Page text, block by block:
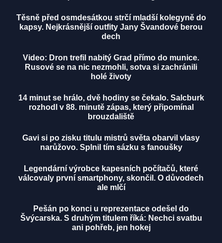
Těsně před osmdesátkou strčí mladší kolegyně do
kapsy. Nejkrásnější outfity Jany Švandové berou
dech
Video: Dron trefil nabitý Grad přímo do munice.
Rusové se na nic nezmohli, sotva si zachránili
holé životy
14 minut se hrálo, dvě hodiny se čekalo. Salcburk
rozhodl v 88. minutě zápas, který připomínal
brouzdaliště
Gavi si po zisku titulu mistrů světa obarvil vlasy
narůžovo. Splnil tím sázku s fanoušky
Legendární výrobce kapesních počítačů, které
válcovaly první smartphony, skončil. O důvodech
ale mlčí
Pešán po konci u reprezentace odešel do
Švýcarska. S druhým titulem říká: Nechci svatbu
ani pohřeb, jen hokej